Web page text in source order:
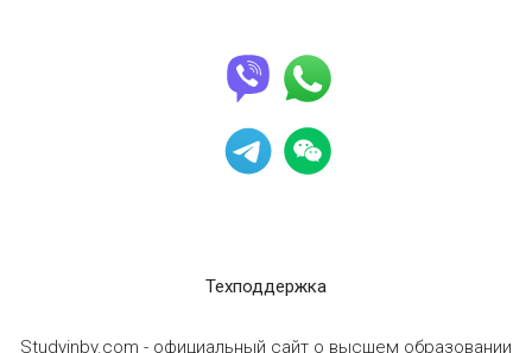
Техподдержка
Studyinby.com - официальный сайт о высшем образовании